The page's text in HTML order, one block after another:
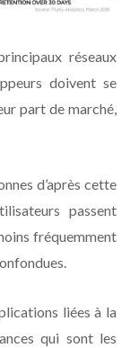
réseaux
doivent se
part de marché,
d’après cette
passent
fréquemment
liées à la
qui sont les